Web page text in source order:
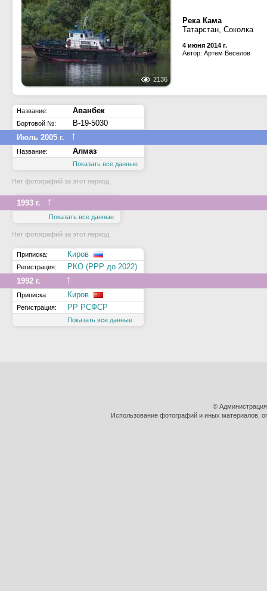
2136
Река Кама
Татарстан, Соколка
4 июня 2014 г.
Автор: Артем Веселов
Название: Аванбек
Бортовой №:
В-19-5030
Июль 2005 г.
↑
Название: Алмаз
Показать все данные
Нет фотографий за этот период
1993 г. ↑
Показать все данные
Нет фотографий за этот период
Приписка: Киров
Регистрация:
РКО (РРР до 2022)
1992 г.
↑
Приписка: Киров
Регистрация: РР РСФСР
Показать все данные
©
Использование фотографий и иных материалов,